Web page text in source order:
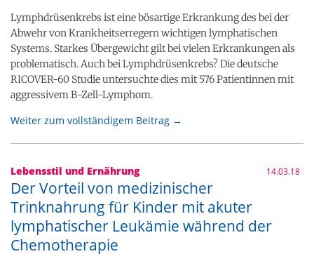
Lymphdrüsenkrebs ist eine bösartige Erkrankung des bei der
Abwehr von Krankheitserregern wichtigen lymphatischen
Systems. Starkes Übergewicht gilt bei vielen Erkrankungen als
problematisch. Auch bei Lymphdrüsenkrebs? Die deutsche
RICOVER-60 Studie untersuchte dies mit 576 Patientinnen mit
aggressivem B-Zell-Lymphom.
Weiter zum vollständigem Beitrag →
Lebensstil und Ernährung 14.03.18
Der Vorteil von medizinischer
Trinknahrung für Kinder mit akuter
lymphatischer Leukämie während der
Chemotherapie